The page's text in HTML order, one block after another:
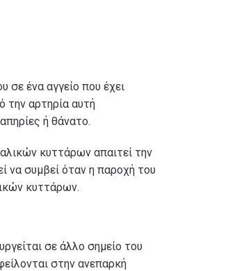
σε ένα αγγείο που έχει
την αρτηρία αυτή
ή θάνατο.
κυττάρων απαιτεί την
να συμβεί όταν η παροχή του
κυττάρων.
σε άλλο σημείο του
στην ανεπαρκή